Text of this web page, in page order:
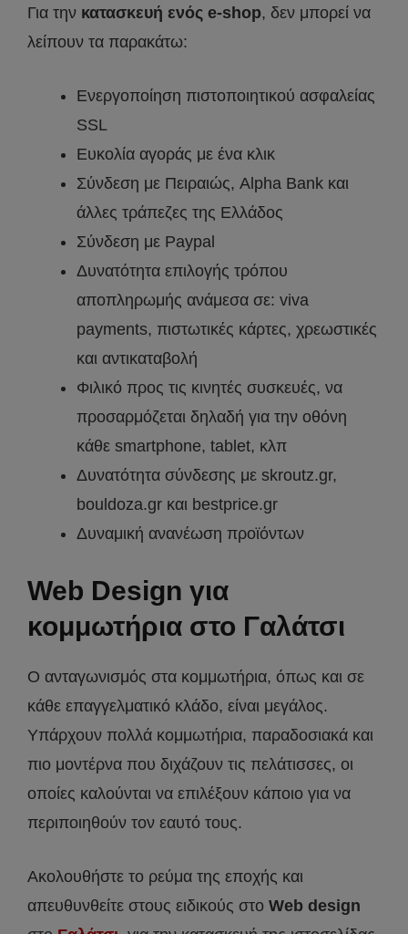
Για την κατασκευή ενός e-shop, δεν μπορεί να
λείπουν τα παρακάτω:
Ενεργοποίηση πιστοποιητικού ασφαλείας
SSL
Ευκολία αγοράς με ένα κλικ
Σύνδεση με Πειραιώς, Alpha Bank και
άλλες τράπεζες της Ελλάδος
Σύνδεση με Paypal
Δυνατότητα επιλογής τρόπου
αποπληρωμής ανάμεσα σε: viva
payments, πιστωτικές κάρτες, χρεωστικές
και αντικαταβολή
Φιλικό προς τις κινητές συσκευές, να
προσαρμόζεται δηλαδή για την οθόνη
κάθε smartphone, tablet, κλπ
Δυνατότητα σύνδεσης με skroutz.gr,
bouldoza.gr και bestprice.gr
Δυναμική ανανέωση προϊόντων
Web Design για
κομμωτήρια στο Γαλάτσι
Ο ανταγωνισμός στα κομμωτήρια, όπως και σε
κάθε επαγγελματικό κλάδο, είναι μεγάλος.
Υπάρχουν πολλά κομμωτήρια, παραδοσιακά και
πιο μοντέρνα που διχάζουν τις πελάτισσες, οι
οποίες καλούνται να επιλέξουν κάποιο για να
περιποιηθούν τον εαυτό τους.
Ακολουθήστε το ρεύμα της εποχής και
απευθυνθείτε στους ειδικούς στο Web design